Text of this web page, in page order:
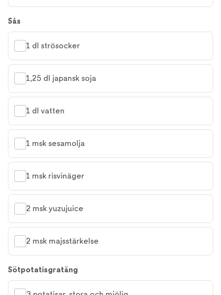
Sås
1 dl strösocker
1,25 dl japansk soja
1 dl vatten
1 msk sesamolja
1 msk risvinäger
2 msk yuzujuice
2 msk majsstärkelse
Sötpotatisgratäng